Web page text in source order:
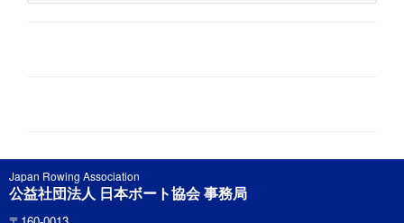
Japan Rowing Association
公益社団法人 日本ボート協会 事務局